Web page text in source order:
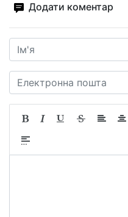
Додати коментар